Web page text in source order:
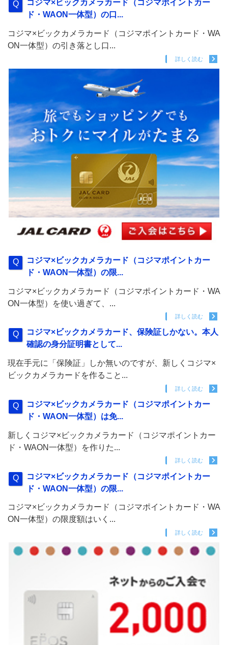
コジマ×ビックカメラカード（コジマポイントカー
ド・WAON一体型）の口...
コジマ×ビックカメラカード（コジマポイントカード・WA
ON一体型）の引き落とし口...
詳しく読む
コジマ×ビックカメラカード（コジマポイントカー
ド・WAON一体型）の限...
コジマ×ビックカメラカード（コジマポイントカード・WA
ON一体型）を使い過ぎて、...
詳しく読む
コジマ×ビックカメラカード、保険証しかない。本人
確認の身分証明書として...
現在手元に「保険証」しか無いのですが、新しくコジマ×
ビックカメラカードを作ること...
詳しく読む
コジマ×ビックカメラカード（コジマポイントカー
ド・WAON一体型）は免...
新しくコジマ×ビックカメラカード（コジマポイントカー
ド・WAON一体型）を作りた...
詳しく読む
コジマ×ビックカメラカード（コジマポイントカー
ド・WAON一体型）の限...
コジマ×ビックカメラカード（コジマポイントカード・WA
ON一体型）の限度額はいく...
詳しく読む